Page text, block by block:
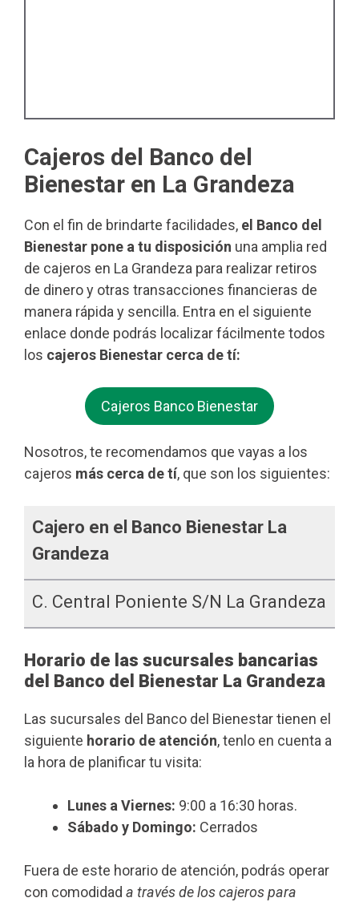
Cajeros del Banco del
Bienestar en La Grandeza
Con el fin de brindarte facilidades, el Banco del
Bienestar pone a tu disposición una amplia red
de cajeros en La Grandeza para realizar retiros
de dinero y otras transacciones financieras de
manera rápida y sencilla. Entra en el siguiente
enlace donde podrás localizar fácilmente todos
los cajeros Bienestar cerca de tí:
Cajeros Banco Bienestar
Nosotros, te recomendamos que vayas a los
cajeros más cerca de tí, que son los siguientes:
Cajero en el Banco Bienestar La
Grandeza
C. Central Poniente S/n La Grandeza
Horario de las sucursales bancarias
del Banco del Bienestar La Grandeza
Las sucursales del Banco del Bienestar tienen el
siguiente horario de atención, tenlo en cuenta a
la hora de planificar tu visita:
Lunes a Viernes: 9:00 a 16:30 horas.
Sábado y Domingo: Cerrados
Fuera de este horario de atención, podrás operar
con comodidad a través de los cajeros para